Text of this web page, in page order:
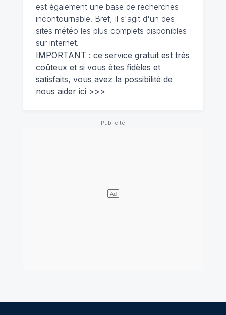
est également une base de recherches
incontournable. Bref, il s'agit d'un des
sites météo les plus complets disponibles
sur internet.
IMPORTANT : ce service gratuit est très
coûteux et si vous êtes fidèles et
satisfaits, vous avez la possibilité de
nous aider ici >>>